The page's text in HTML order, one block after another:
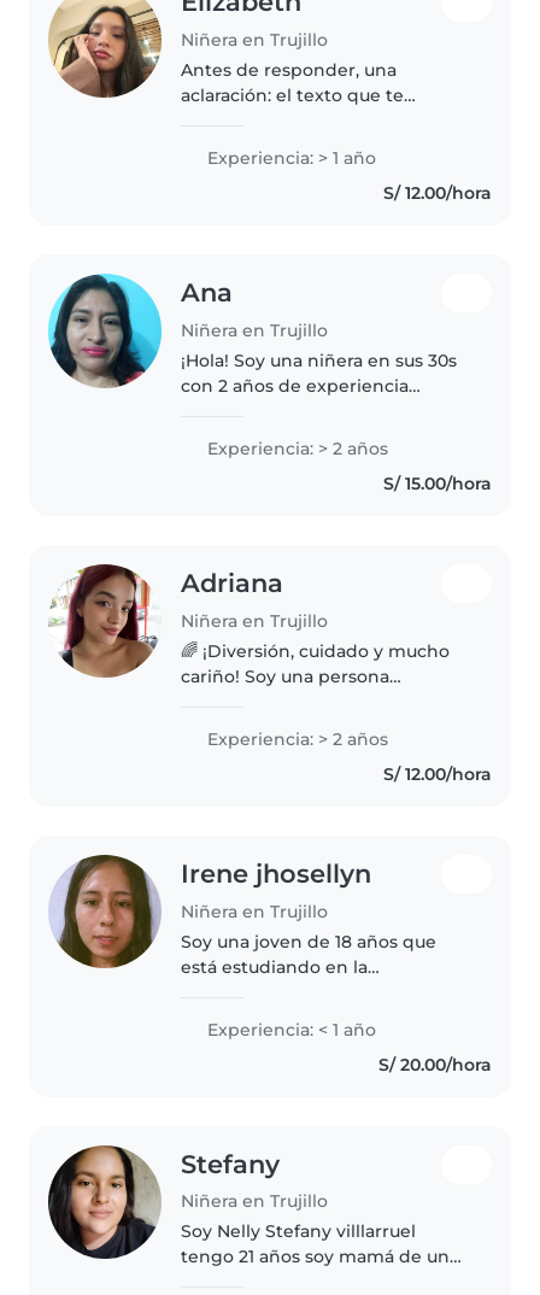
Niñera en Trujillo
Antes de responder, una
aclaración: el texto que te
cualidades que quieres
transmitir para postular como
niñera. Puedes ajustarlo para que
Experiencia: > 1 año
S/ 12.00/hora
Ana
Niñera en Trujillo
¡Hola! Soy una niñera en sus 30s
con 2 años de experiencia
y preescolares. Me encanta
leerles cuentos y jugar con ellos.
También estoy cómoda con
Experiencia: > 2 años
S/ 15.00/hora
Adriana
Niñera en Trujillo
🌈 ¡Diversión, cuidado y mucho
cariño! Soy una persona
comprometida con el bienestar
de los niños. Me encanta
organizar juegos, apoyar con las
Experiencia: > 2 años
S/ 12.00/hora
Irene jhosellyn
Niñera en Trujillo
Soy una joven de 18 años que
está estudiando en la
niñera, me apasiona trabajar con
niños y me destaco por ser
Experiencia: < 1 año
S/ 20.00/hora
Stefany
Niñera en Trujillo
Soy Nelly Stefany villlarruel
tengo 21 años soy mamá de un